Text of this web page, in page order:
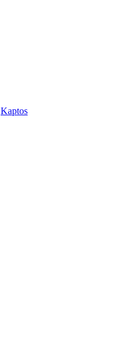
Kaptos